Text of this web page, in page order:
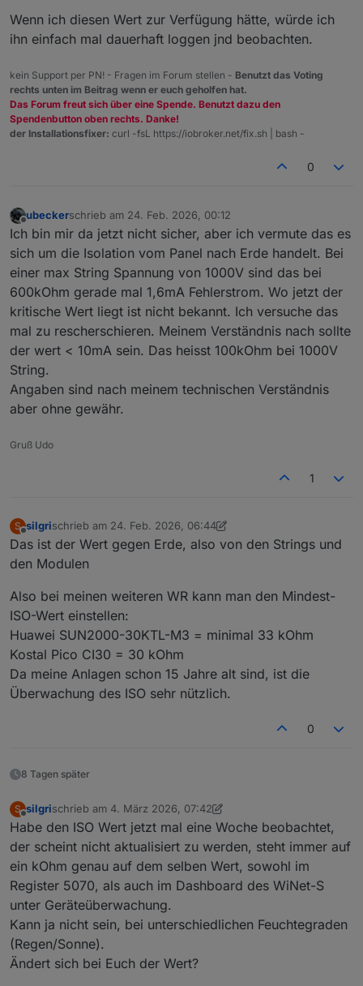
Wenn ich diesen Wert zur Verfügung hätte, würde ich
ihn einfach mal dauerhaft loggen jnd beobachten.
kein Support per PN! - Fragen im Forum stellen - Benutzt das Voting
rechts unten im Beitrag wenn er euch geholfen hat.
Das Forum freut sich über eine Spende. Benutzt dazu den
Spendenbutton oben rechts. Danke!
der Installationsfixer: curl -fsL https://iobroker.net/fix.sh | bash -
0
Offline
ubeckerschrieb am 24. Feb. 2026, 00:12
zuletzt editiert von
Ich bin mir da jetzt nicht sicher, aber ich vermute das es
sich um die Isolation vom Panel nach Erde handelt. Bei
einer max String Spannung von 1000V sind das bei
600kOhm gerade mal 1,6mA Fehlerstrom. Wo jetzt der
kritische Wert liegt ist nicht bekannt. Ich versuche das
mal zu rescherschieren. Meinem Verständnis nach sollte
der wert < 10mA sein. Das heisst 100kOhm bei 1000V
String.
Angaben sind nach meinem technischen Verständnis
aber ohne gewähr.
Gruß Udo
1
S
Offline
silgrischrieb am 24. Feb. 2026, 06:44
zuletzt editiert von silgri
Das ist der Wert gegen Erde, also von den Strings und
den Modulen
Also bei meinen weiteren WR kann man den Mindest-
ISO-Wert einstellen:
Huawei SUN2000-30KTL-M3 = minimal 33 kOhm
Kostal Pico CI30 = 30 kOhm
Da meine Anlagen schon 15 Jahre alt sind, ist die
Überwachung des ISO sehr nützlich.
0
8 Tagen später
S
Offline
silgrischrieb am 4. März 2026, 07:42
zuletzt editiert von silgri3. Apr. 2026, 08:43
Habe den ISO Wert jetzt mal eine Woche beobachtet,
der scheint nicht aktualisiert zu werden, steht immer auf
ein kOhm genau auf dem selben Wert, sowohl im
Register 5070, als auch im Dashboard des WiNet-S
unter Geräteüberwachung.
Kann ja nicht sein, bei unterschiedlichen Feuchtegraden
(Regen/Sonne).
Ändert sich bei Euch der Wert?